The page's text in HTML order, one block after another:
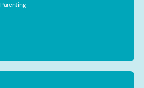
Parenting